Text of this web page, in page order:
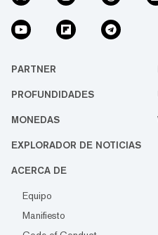
PARTNER
PROFUNDIDADES
MONEDAS
EXPLORADOR DE NOTICIAS
ACERCA DE
Equipo
Manifiesto